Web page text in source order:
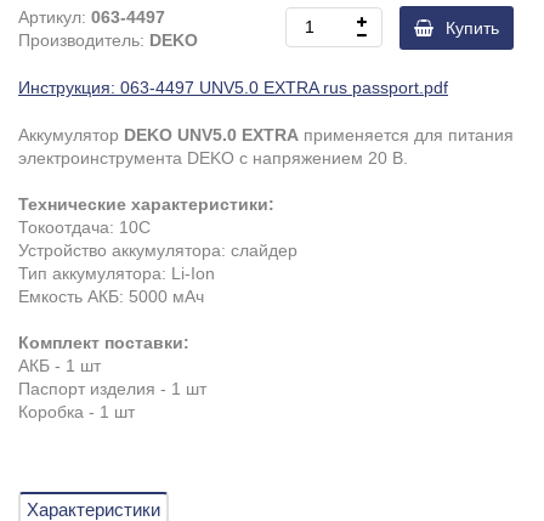
Артикул: 063-4497
Производитель: DEKO
Купить
Инструкция: 063-4497 UNV5.0 EXTRA rus passport.pdf
Аккумулятор DEKO UNV5.0 EXTRA применяется для питания
электроинструмента DEKO с напряжением 20 В.
Технические характеристики:
Токоотдача: 10С
Устройство аккумулятора: слайдер
Тип аккумулятора: Li-Ion
Емкость АКБ: 5000 мАч
Комплект поставки:
АКБ - 1 шт
Паспорт изделия - 1 шт
Коробка - 1 шт
Характеристики